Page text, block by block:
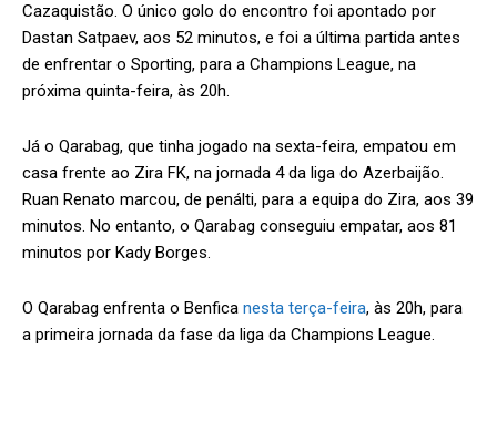
Cazaquistão. O único golo do encontro foi apontado por
Dastan Satpaev, aos 52 minutos, e foi a última partida antes
de enfrentar o Sporting, para a Champions League, na
próxima quinta-feira, às 20h.
Já o Qarabag, que tinha jogado na sexta-feira, empatou em
casa frente ao Zira FK, na jornada 4 da liga do Azerbaijão.
Ruan Renato marcou, de penálti, para a equipa do Zira, aos 39
minutos. No entanto, o Qarabag conseguiu empatar, aos 81
minutos por Kady Borges.
O Qarabag enfrenta o Benfica nesta terça-feira, às 20h, para
a primeira jornada da fase da liga da Champions League.